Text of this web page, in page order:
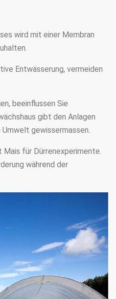
wird mit einer Membran
Entwässerung, vermeiden
beeinflussen Sie
gibt den Anlagen
gewissermassen.
für Dürrenexperimente.
während der